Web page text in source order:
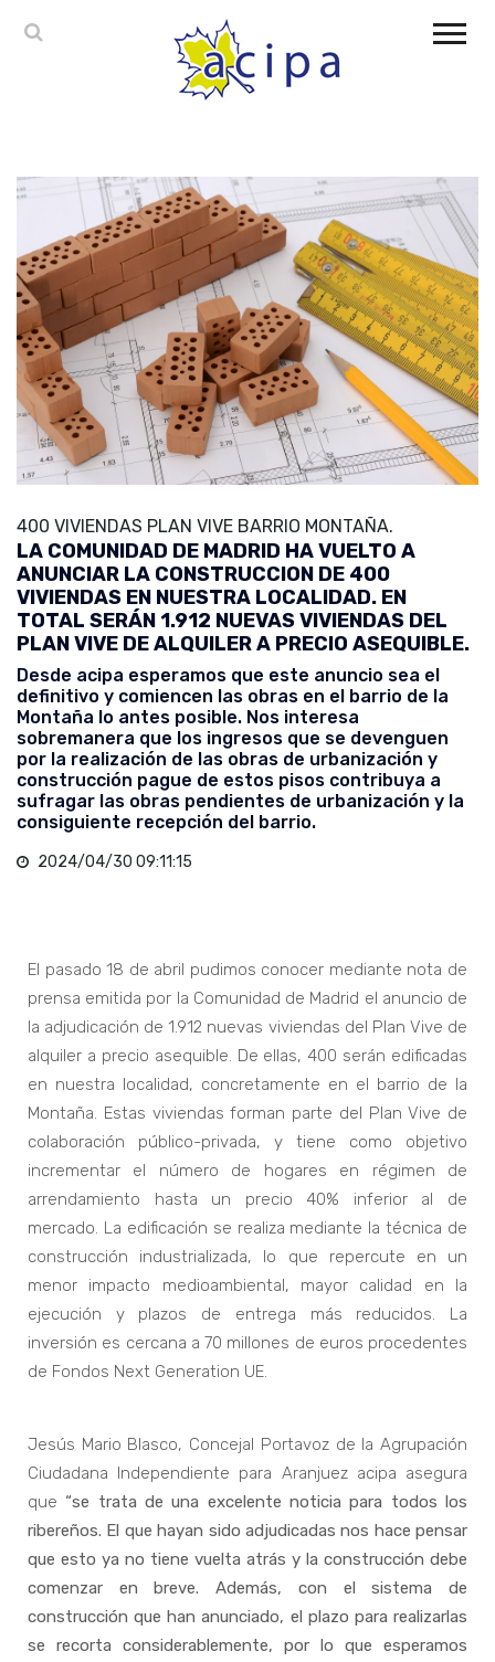
400 VIVIENDAS PLAN VIVE BARRIO MONTAÑA.
LA COMUNIDAD DE MADRID HA VUELTO A
ANUNCIAR LA CONSTRUCCION DE 400
VIVIENDAS EN NUESTRA LOCALIDAD. EN
TOTAL SERÁN 1.912 NUEVAS VIVIENDAS DEL
PLAN VIVE DE ALQUILER A PRECIO ASEQUIBLE.
Desde acipa esperamos que este anuncio sea el
definitivo y comiencen las obras en el barrio de la
Montaña lo antes posible. Nos interesa
sobremanera que los ingresos que se devenguen
por la realización de las obras de urbanización y
construcción pague de estos pisos contribuya a
sufragar las obras pendientes de urbanización y la
consiguiente recepción del barrio.
2024/04/30 09:11:15
El pasado 18 de abril pudimos conocer mediante nota de
prensa emitida por la Comunidad de Madrid el anuncio de
la adjudicación de 1.912 nuevas viviendas del Plan Vive de
alquiler a precio asequible. De ellas, 400 serán edificadas
en nuestra localidad, concretamente en el barrio de la
Montaña. Estas viviendas forman parte del Plan Vive de
colaboración público-privada, y tiene como objetivo
incrementar el número de hogares en régimen de
arrendamiento hasta un precio 40% inferior al de
mercado. La edificación se realiza mediante la técnica de
construcción industrializada, lo que repercute en un
menor impacto medioambiental, mayor calidad en la
ejecución y plazos de entrega más reducidos. La
inversión es cercana a 70 millones de euros procedentes
de Fondos Next Generation UE.
Jesús Mario Blasco, Concejal Portavoz de la Agrupación
Ciudadana Independiente para Aranjuez acipa asegura
que “se trata de una excelente noticia para todos los
ribereños. El que hayan sido adjudicadas nos hace pensar
que esto ya no tiene vuelta atrás y la construcción debe
comenzar en breve. Además, con el sistema de
construcción que han anunciado, el plazo para realizarlas
se recorta considerablemente, por lo que esperamos